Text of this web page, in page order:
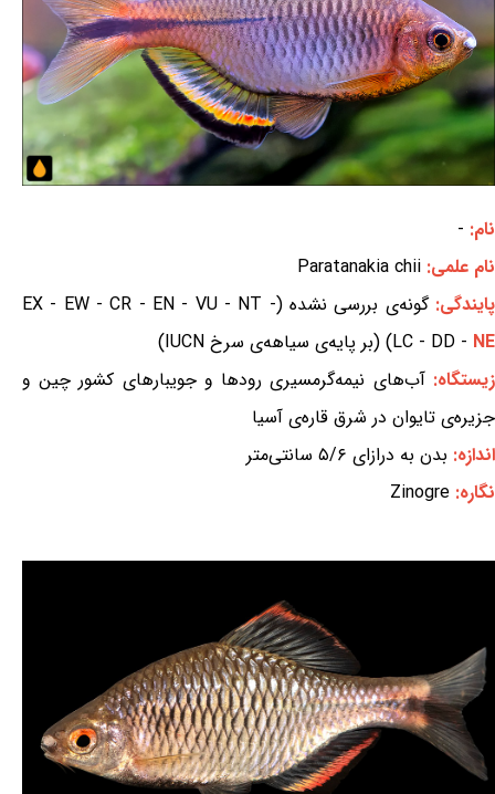
نام: -
نام علمی: Paratanakia chii
پایندگی:
گونه‌ی بررسی نشده (EX - EW - CR - EN - VU - NT -
LC - DD - NE
) (بر پایه‌ی سیاهه‌ی سرخ IUCN)
زیستگاه:آب‌های نیمه‌گرمسیری رودها و جویبارهای کشور چین و
جزیره‌ی تایوان در شرق قاره‌ی آسیا
اندازه: بدن به درازای ۵/۶ سانتی‌متر
نگاره: Zinogre